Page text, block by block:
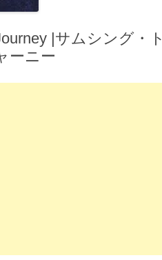
|サムシング・ト
ーニー